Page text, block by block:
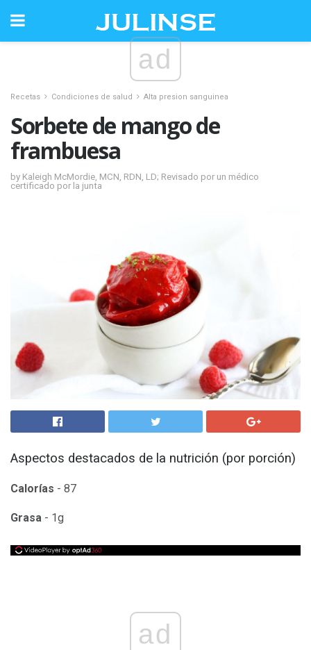
ad
Recetas Condiciones de salud Alta presion sanguinea
Sorbete de mango de
frambuesa
by Kaleigh McMordie, MCN, RDN, LD; Revisado por un médico
certificado por la junta
Aspectos destacados de la nutrición (por porción)
Calorías - 87
Grasa - 1g
ad